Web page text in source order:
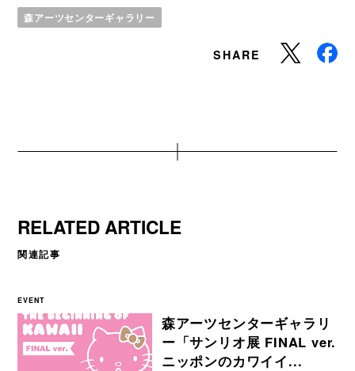
森アーツセンターギャラリー
SHARE
RELATED ARTICLE
関連記事
EVENT
森アーツセンターギャラリ
ー「サンリオ展 FINAL ver.
ニッポンのカワイイ...